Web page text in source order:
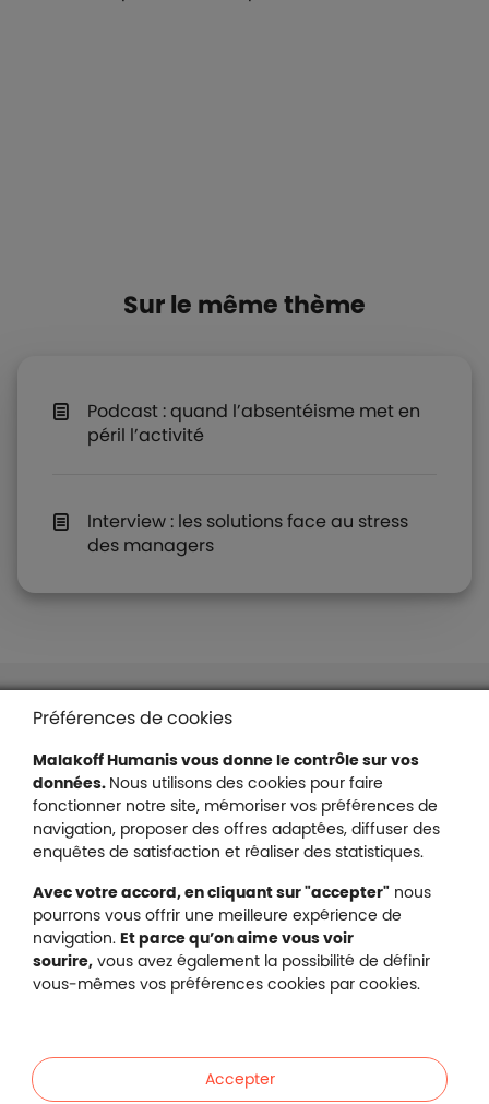
Sur le même thème
Podcast : quand l’absentéisme met en
péril l’activité
Interview : les solutions face au stress
des managers
Liens en bas de page
Accessibilité : partiellement conforme
Protection des données
Nous contacter
Plan du site
Gestion des cookies
Malakoff Humanis sur Facebook
Malakoff Humanis sur YouTube
Malakoff Humanis sur X
Malakoff Humanis
Malakoff Humanis à vos côtés.
Préférences de cookies
Malakoff Humanis vous donne le contrôle sur vos
données. Nous utilisons des cookies pour faire
fonctionner notre site, mémoriser vos préférences de
navigation, proposer des offres adaptées, diffuser des
enquêtes de satisfaction et réaliser des statistiques.
Avec votre accord, en cliquant sur "accepter" nous
pourrons vous offrir une meilleure expérience de
navigation. Et parce qu’on aime vous voir
sourire, vous avez également la possibilité de définir
vous-mêmes vos préférences cookies par cookies.
Accepter